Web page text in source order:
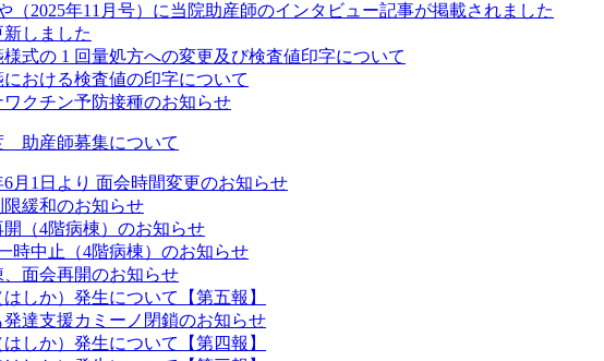
（2025年11月号）に当院助産師のインタビュー記事が掲載されました
しました
様式の 1 回量処方への変更及び検査値印字について
における検査値の印字について
ワクチン予防接種のお知らせ
助産師募集について
6月1日より 面会時間変更のお知らせ
限緩和のお知らせ
開（4階病棟）のお知らせ
時中止（4階病棟）のお知らせ
、面会再開のお知らせ
しか）発生について【第五報】
発達支援カミーノ閉鎖のお知らせ
しか）発生について【第四報】